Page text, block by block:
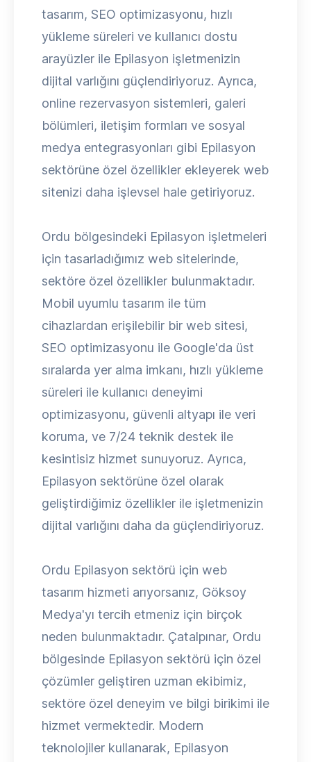
tasarım, SEO optimizasyonu, hızlı
yükleme süreleri ve kullanıcı dostu
arayüzler ile Epilasyon işletmenizin
dijital varlığını güçlendiriyoruz. Ayrıca,
online rezervasyon sistemleri, galeri
bölümleri, iletişim formları ve sosyal
medya entegrasyonları gibi Epilasyon
sektörüne özel özellikler ekleyerek web
sitenizi daha işlevsel hale getiriyoruz.
Ordu bölgesindeki Epilasyon işletmeleri
için tasarladığımız web sitelerinde,
sektöre özel özellikler bulunmaktadır.
Mobil uyumlu tasarım ile tüm
cihazlardan erişilebilir bir web sitesi,
SEO optimizasyonu ile Google'da üst
sıralarda yer alma imkanı, hızlı yükleme
süreleri ile kullanıcı deneyimi
optimizasyonu, güvenli altyapı ile veri
koruma, ve 7/24 teknik destek ile
kesintisiz hizmet sunuyoruz. Ayrıca,
Epilasyon sektörüne özel olarak
geliştirdiğimiz özellikler ile işletmenizin
dijital varlığını daha da güçlendiriyoruz.
Ordu Epilasyon sektörü için web
tasarım hizmeti arıyorsanız, Göksoy
Medya'yı tercih etmeniz için birçok
neden bulunmaktadır. Çatalpınar, Ordu
bölgesinde Epilasyon sektörü için özel
çözümler geliştiren uzman ekibimiz,
sektöre özel deneyim ve bilgi birikimi ile
hizmet vermektedir. Modern
teknolojiler kullanarak, Epilasyon